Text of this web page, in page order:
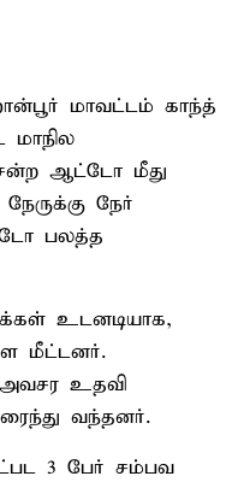
மாவட்டம் காந்த்
ஆட்டோ மீது
நேர்
பலத்த
உடனடியாக,
மீட்டனர்.
அவசர உதவி
வந்தனர்.
3 பேர் சம்பவ